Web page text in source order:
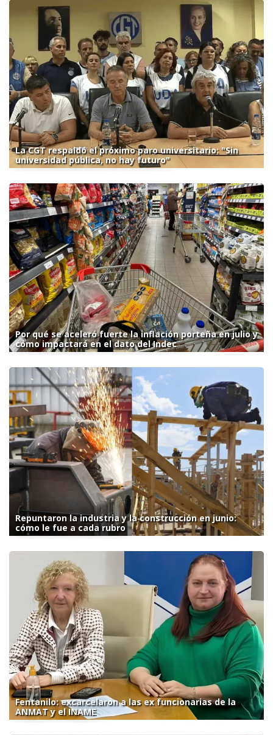
La CGT respaldó el próximo paro universitario: "Sin
universidad pública, no hay futuro"
Por qué se aceleró fuerte la inflación porteña en julio y
cómo impactará en el dato del Indec
Repuntaron la industria y la construcción en junio:
cómo le fue a cada rubro
Fentanilo: excarcelaron a las ex funcionarias de la
ANMAT y el INAME